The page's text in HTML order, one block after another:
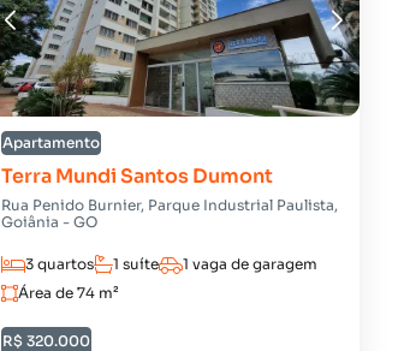
Apartamento
Terra Mundi Santos Dumont
Rua Penido Burnier, Parque Industrial Paulista,
Goiânia - GO
3 quartos 1 suíte
1 vaga de garagem
Área de 74 m²
R$ 320.000